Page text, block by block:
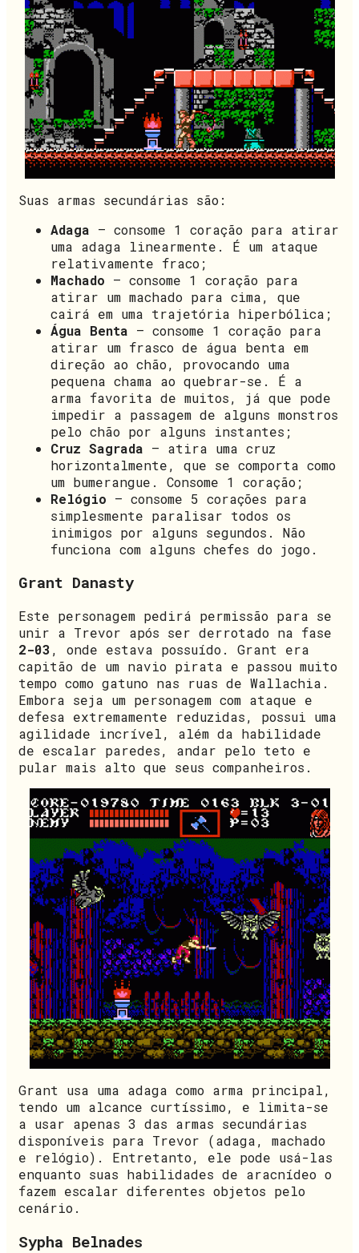
Suas armas secundárias são:
Adaga – consome 1 coração para atirar
uma adaga linearmente. É um ataque
relativamente fraco;
Machado – consome 1 coração para
atirar um machado para cima, que
cairá em uma trajetória hiperbólica;
Água Benta – consome 1 coração para
atirar um frasco de água benta em
direção ao chão, provocando uma
pequena chama ao quebrar-se. É a
arma favorita de muitos, já que pode
impedir a passagem de alguns monstros
pelo chão por alguns instantes;
Cruz Sagrada – atira uma cruz
horizontalmente, que se comporta como
um bumerangue. Consome 1 coração;
Relógio – consome 5 corações para
simplesmente paralisar todos os
inimigos por alguns segundos. Não
funciona com alguns chefes do jogo.
Grant Danasty
Este personagem pedirá permissão para se
unir a Trevor após ser derrotado na fase
2-03, onde estava possuído. Grant era
capitão de um navio pirata e passou muito
tempo como gatuno nas ruas de Wallachia.
Embora seja um personagem com ataque e
defesa extremamente reduzidas, possui uma
agilidade incrível, além da habilidade
de escalar paredes, andar pelo teto e
pular mais alto que seus companheiros.
Grant usa uma adaga como arma principal,
tendo um alcance curtíssimo, e limita-se
a usar apenas 3 das armas secundárias
disponíveis para Trevor (adaga, machado
e relógio). Entretanto, ele pode usá-las
enquanto suas habilidades de aracnídeo o
fazem escalar diferentes objetos pelo
cenário.
Sypha Belnades